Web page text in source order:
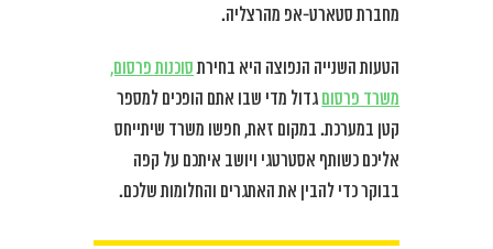
מחברת סטארט-אפ מהרצליה.
הטעות השנייה הנפוצה היא בחירתסוכנות פרסום,
משרד פרסום גדול מדי שבו אתם הופכים למספר
קטן במערכת. במקום זאת, חפשו משרד שיתייחס
אליכם כשותף אסטרטגי ויושב איתכם על קפה
בבוקר כדי להבין את האתגרים והחלומות שלכם.